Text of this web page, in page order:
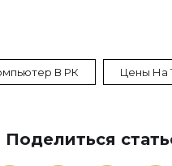
В РК Цены На
Поделиться